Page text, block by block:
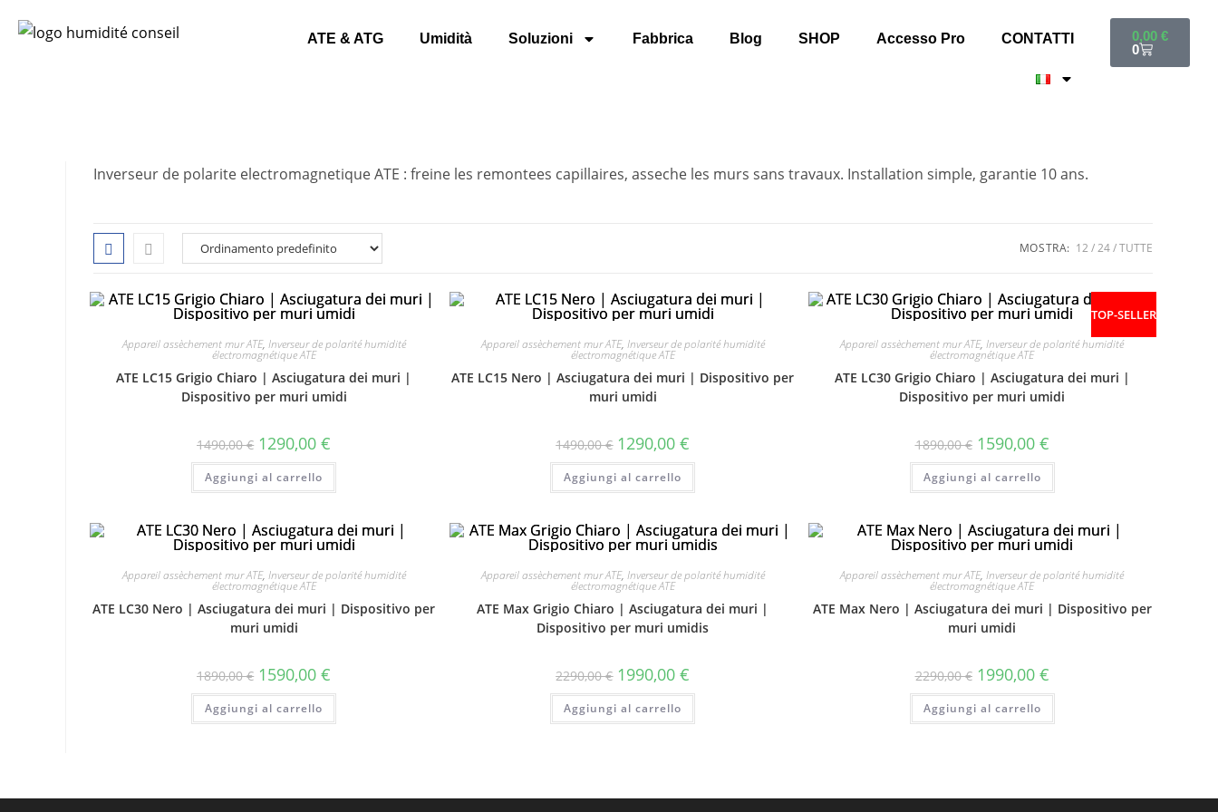
ATE & ATG Umidità Soluzioni Fabbrica Blog SHOP Accesso Pro CONTATTI 0,00 €
0
Inverseur de polarite electromagnetique ATE : freine les remontees capillaires, asseche les murs sans travaux. Installation simple, garantie 10 ans.
MOSTRA: 12 24 TUTTE
Appareil assèchement mur ATE, Inverseur de polarité humidité
électromagnétique ATE
ATE LC15 Grigio Chiaro | Asciugatura dei muri |
Dispositivo per muri umidi
1490,00€ 1290,00€
Aggiungi al carrello
Appareil assèchement mur ATE, Inverseur de polarité humidité
électromagnétique ATE
ATE LC15 Nero | Asciugatura dei muri | Dispositivo per
muri umidi
1490,00€ 1290,00€
Aggiungi al carrello
TOP-SELLER
Appareil assèchement mur ATE,Inverseur de polarité humidité
électromagnétique ATE
ATE LC30 Grigio Chiaro | Asciugatura dei muri |
Dispositivo per muri umidi
1890,00€ 1590,00 €
Aggiungi al carrello
Appareil assèchement mur ATE, Inverseur de polarité humidité
électromagnétique ATE
ATE LC30 Nero | Asciugatura dei muri | Dispositivo per
muri umidi
1890,00€ 1590,00€
Aggiungi al carrello
Appareil assèchement mur ATE, Inverseur de polarité humidité
électromagnétique ATE
ATE Max Grigio Chiaro | Asciugatura dei muri |
Dispositivo per muri umidis
2290,00€ 1990,00€
Aggiungi al carrello
Appareil assèchement mur ATE,Inverseur de polarité humidité
électromagnétique ATE
ATE Max Nero | Asciugatura dei muri | Dispositivo per
muri umidi
2290,00€ 1990,00 €
Aggiungi al carrello